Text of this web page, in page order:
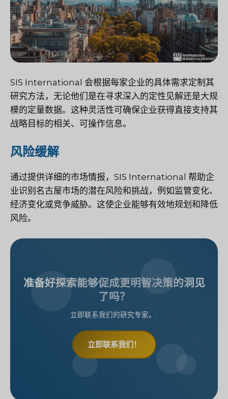
SIS International 会根据每家企业的具体需求定制其
研究方法，无论他们是在寻求深入的定性见解还是大规
模的定量数据。这种灵活性可确保企业获得直接支持其
战略目标的相关、可操作信息。
风险缓解
通过提供详细的市场情报，SIS International 帮助企
业识别名古屋市场的潜在风险和挑战，例如监管变化、
经济变化或竞争威胁。这使企业能够有效地规划和降低
风险。
准备好探索能够促成更明智决策的洞见
了吗？
立即联系我们的研究专家。.
立即联系我们！